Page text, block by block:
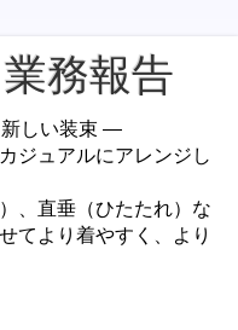
務報告
新しい装束 ―
ジュアルにアレンジし
、直垂（ひたたれ）な
てより着やすく、より